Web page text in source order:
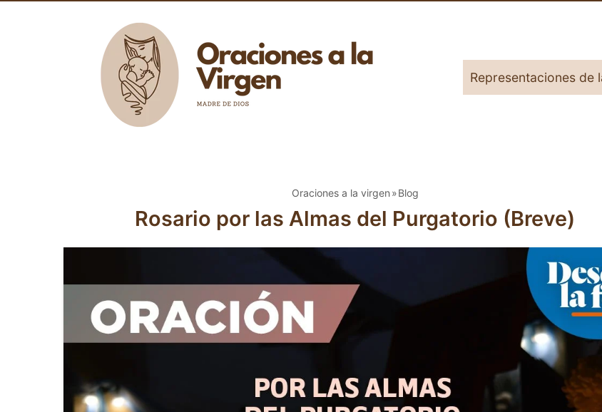
Representaciones de
Oraciones a la virgen Blog
Rosario por las Almas del Purgatorio (Breve)